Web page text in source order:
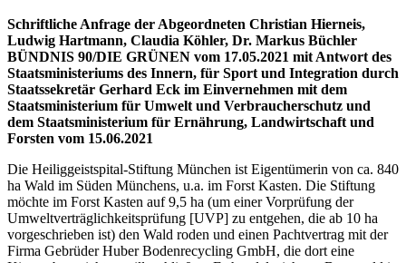
Schriftliche Anfrage der Abgeordneten Christian Hierneis,
Ludwig Hartmann, Claudia Köhler, Dr. Markus Büchler
BÜNDNIS 90/DIE GRÜNEN vom 17.05.2021 mit Antwort des
Staatsministeriums des Innern, für Sport und Integration durch
Staatssekretär Gerhard Eck im Einvernehmen mit dem
Staatsministerium für Umwelt und Verbraucherschutz und
dem Staatsministerium für Ernährung, Landwirtschaft und
Forsten vom 15.06.2021
Die Heiliggeistspital-Stiftung München ist Eigentümerin von ca. 840
ha Wald im Süden Münchens, u.a. im Forst Kasten. Die Stiftung
möchte im Forst Kasten auf 9,5 ha (um einer Vorprüfung der
Umweltverträglichkeitsprüfung [UVP] zu entgehen, die ab 10 ha
vorgeschrieben ist) den Wald roden und einen Pachtvertrag mit der
Firma Gebrüder Huber Bodenrecycling GmbH, die dort eine